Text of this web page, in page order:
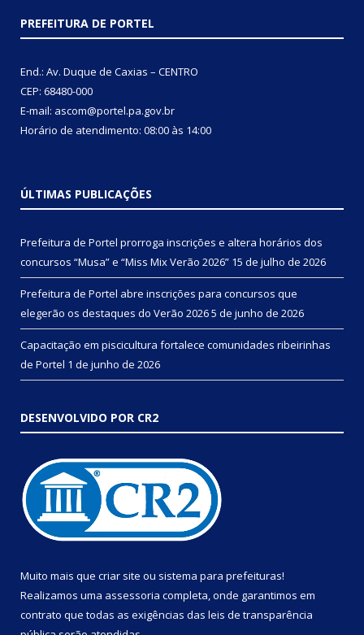
PREFEITURA DE PORTEL
End.: Av. Duque de Caxias – CENTRO
CEP: 68480-000
E-mail: ascom@portel.pa.gov.br
Horário de atendimento: 08:00 às 14:00
ÚLTIMAS PUBLICAÇÕES
Prefeitura de Portel prorroga inscrições e altera horários dos
concursos “Musa” e “Miss Mix Verão 2026” 15 de julho de 2026
Prefeitura de Portel abre inscrições para concursos que
elegerão os destaques do Verão 20265 de junho de 2026
Capacitação em piscicultura fortalece comunidades ribeirinhas
de Portel 1 de junho de 2026
DESENVOLVIDO POR CR2
Muito mais que criar site ou sistema para prefeituras!
Realizamos uma assessoria completa, onde garantimos em
contrato que todas as exigências das leis de transparência